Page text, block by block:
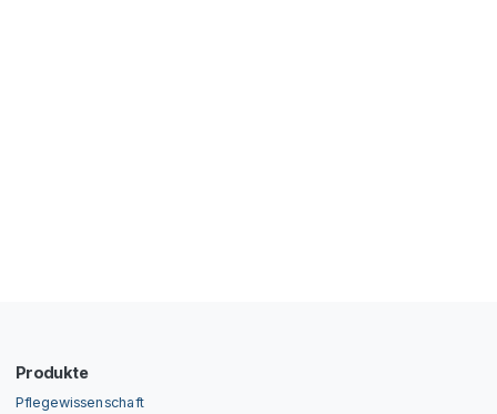
Produkte
Pflegewissenschaft